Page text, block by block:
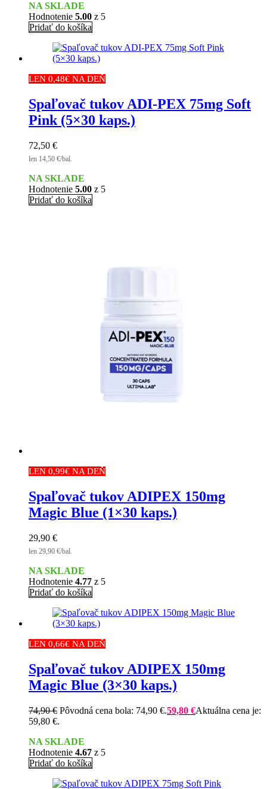
NA SKLADE
Hodnotenie 5.00 z 5
Pridať do košíka
LEN 0,48€ NA DEŇ
Spaľovač tukov ADI-PEX 75mg Soft
Pink (5×30 kaps.)
72,50 €
len 14,50 €/bal.
NA SKLADE
Hodnotenie 5.00 z 5
Pridať do košíka
LEN 0,99€ NA DEŇ
Spaľovač tukov ADIPEX 150mg
Magic Blue (1×30 kaps.)
29,90 €
len 29,90 €/bal.
NA SKLADE
Hodnotenie 4.77 z 5
Pridať do košíka
LEN 0,66€ NA DEŇ
Spaľovač tukov ADIPEX 150mg
Magic Blue (3×30 kaps.)
74,90€ Pôvodná cena bola: 74,90 €.59,80 €Aktuálna cena je:
59,80 €.
NA SKLADE
Hodnotenie 4.67 z 5
Pridať do košíka